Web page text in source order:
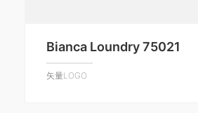
Bianca Loundry 75021
矢量LOGO